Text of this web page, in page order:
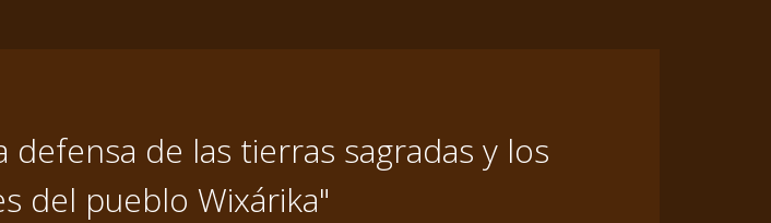
de las tierras sagradas y los
del pueblo Wixárika"